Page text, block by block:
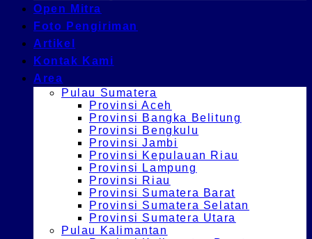
Open Mitra
Foto Pengiriman
Artikel
Kontak Kami
Area
Pulau Sumatera
Provinsi Aceh
Provinsi Bangka Belitung
Provinsi Bengkulu
Provinsi Jambi
Provinsi Kepulauan Riau
Provinsi Lampung
Provinsi Riau
Provinsi Sumatera Barat
Provinsi Sumatera Selatan
Provinsi Sumatera Utara
Pulau Kalimantan